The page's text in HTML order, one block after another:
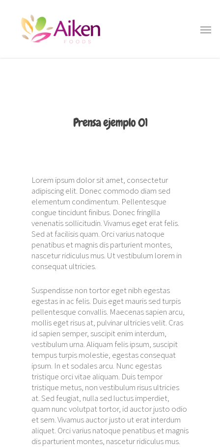
Prensa ejemplo 01
Lorem ipsum dolor sit amet, consectetur
adipiscing elit. Donec commodo diam sed
elementum condimentum. Pellentesque
congue tincidunt finibus. Donec fringilla
venenatis sollicitudin. Vivamus eget erat felis.
Sed at facilisis quam. Orci varius natoque
penatibus et magnis dis parturient montes,
nascetur ridiculus mus. Ut vestibulum lorem in
consequat ultricies.
Suspendisse non tortor eget nibh egestas
egestas in ac felis. Duis eget mauris sed turpis
pellentesque convallis. Maecenas sapien arcu,
mollis eget risus at, pulvinar ultricies velit. Cras
id sapien semper, suscipit enim interdum,
vestibulum urna. Aliquam felis ipsum, suscipit
tempus turpis molestie, egestas consequat
ipsum. In et sodales arcu. Nunc egestas
tristique orci vitae aliquam. Duis tempor
tristique metus, non vestibulum risus ultricies
at. Sed feugiat, nulla sed luctus imperdiet,
quam nunc volutpat tortor, id auctor justo odio
et sem. Vivamus auctor justo ut erat interdum
aliquet. Orci varius natoque penatibus et magnis
dis parturient montes, nascetur ridiculus mus.